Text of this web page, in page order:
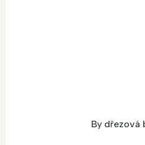
By dřezová